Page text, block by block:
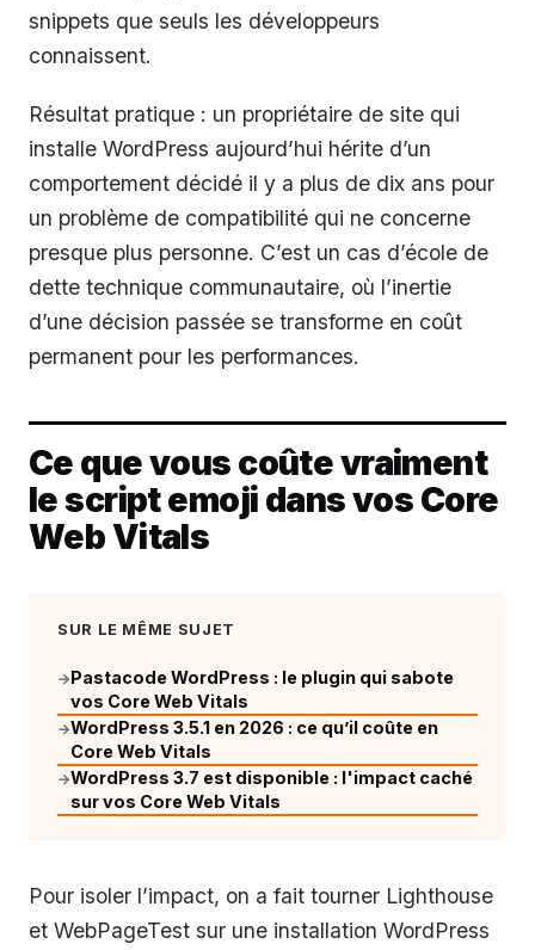
snippets que seuls les développeurs
connaissent.
Résultat pratique : un propriétaire de site qui
installe WordPress aujourd’hui hérite d’un
comportement décidé il y a plus de dix ans pour
un problème de compatibilité qui ne concerne
presque plus personne. C’est un cas d’école de
dette technique communautaire, où l’inertie
d’une décision passée se transforme en coût
permanent pour les performances.
Ce que vous coûte vraiment
le script emoji dans vos Core
Web Vitals
SUR LE MÊME SUJET
→Pastacode WordPress : le plugin qui sabote
vos Core Web Vitals
→WordPress 3.5.1 en 2026 : ce qu’il coûte en
Core Web Vitals
→WordPress 3.7 est disponible : l'impact caché
sur vos Core Web Vitals
Pour isoler l’impact, on a fait tourner Lighthouse
et WebPageTest sur une installation WordPress